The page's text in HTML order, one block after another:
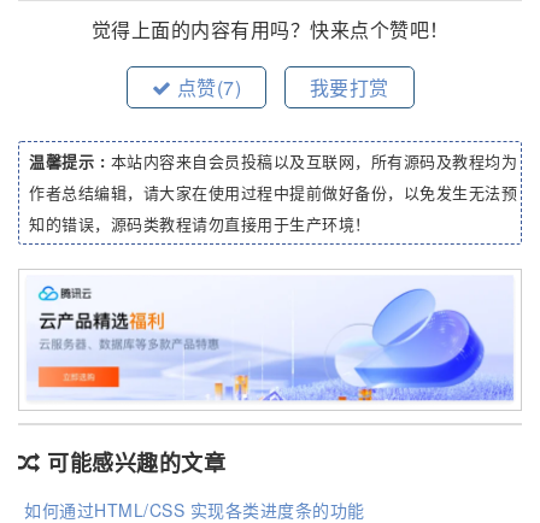
觉得上面的内容有用吗？快来点个赞吧！
点赞(7) 我要打赏
温馨提示 : 本站内容来自会员投稿以及互联网，所有源码及教程均为
作者总结编辑，请大家在使用过程中提前做好备份，以免发生无法预
知的错误，源码类教程请勿直接用于生产环境！
可能感兴趣的文章
如何通过HTML/CSS 实现各类进度条的功能